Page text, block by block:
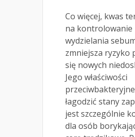
Co więcej, kwas
na kontrolowanie
wydzielania
zmniejsza ryzyko
się nowych
Jego właściwości
łagodzić stany
jest szczególnie
dla osób